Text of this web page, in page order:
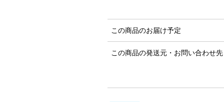
この商品のお届け予定
この商品の発送元・お問い合わせ先